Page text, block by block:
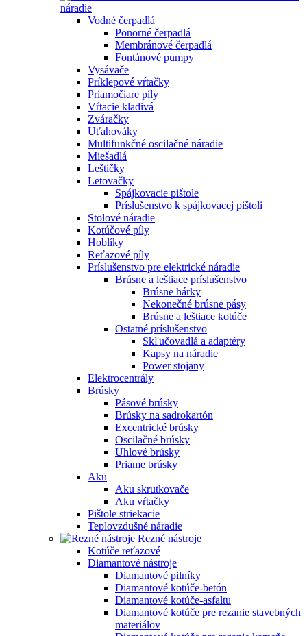
náradie
Vodné čerpadlá
Ponorné čerpadlá
Membránové čerpadlá
Fontánové pumpy
Vysávače
Príklepové vŕtačky
Priamočiare píly
Vŕtacie kladivá
Zváračky
Uťahováky
Multifunkčné oscilačné náradie
Miešadlá
Leštičky
Letovačky
Spájkovacie pištole
Príslušenstvo k spájkovacej pištoli
Stolové náradie
Kotúčové píly
Hoblíky
Reťazové píly
Príslušenstvo pre elektrické náradie
Brúsne a leštiace príslušenstvo
Brúsne hárky
Nekonečné brúsne pásy
Brúsne a leštiace kotúče
Ostatné príslušenstvo
Skľučovadlá a adaptéry
Kapsy na náradie
Power stojany
Elektrocentrály
Brúsky
Pásové brúsky
Brúsky na sadrokartón
Excentrické brúsky
Oscilačné brúsky
Uhlové brúsky
Priame brúsky
Aku
Aku skrutkovače
Aku vŕtačky
Pištole striekacie
Teplovzdušné náradie
Rezné nástroje
Kotúče reťazové
Diamantové nástroje
Diamantové pilníky
Diamantové kotúče-betón
Diamantové kotúče-asfaltu
Diamantové kotúče pre rezanie stavebných
materiálov